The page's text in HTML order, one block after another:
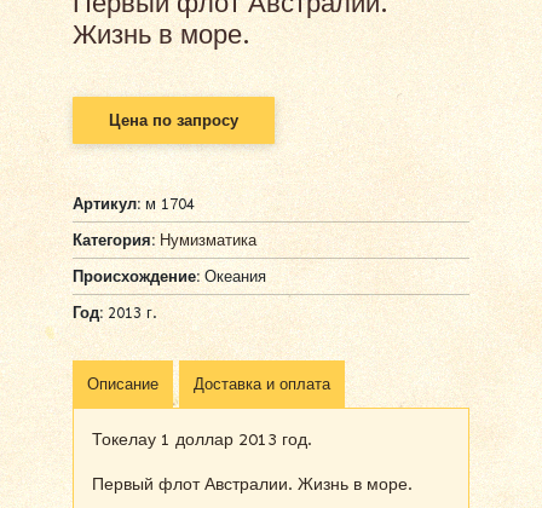
Жизнь в море.
Цена по запросу
Артикул:м 1704
Категория: Нумизматика
Происхождение: Океания
Год: 2013 г.
Описание Доставка и оплата
Токелау 1 доллар 2013 год.
Первый флот Австралии. Жизнь в море.